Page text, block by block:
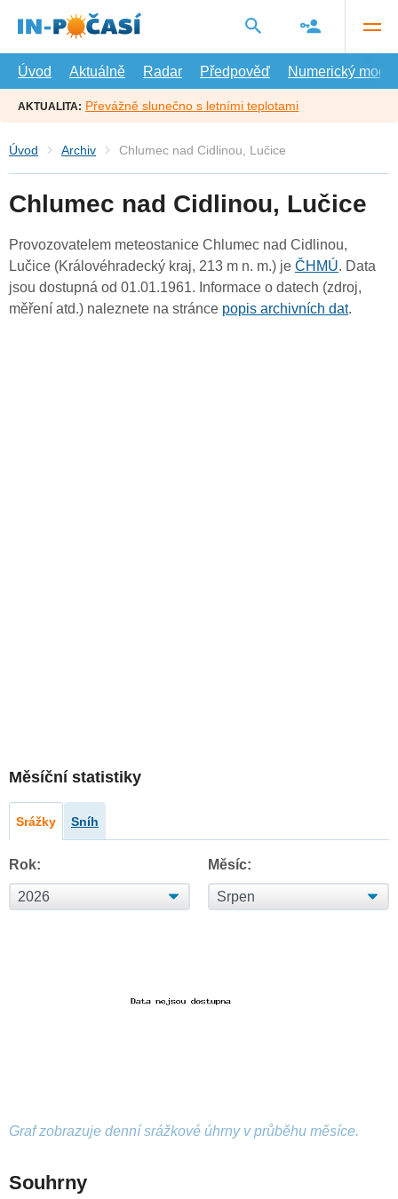
hlavní
Úvod
Aktuálně Radar Předpověď Numerický model
AKTUALITA: Převážně slunečno s letními teplotami
Úvod Archiv Chlumec nad Cidlinou, Lučice
Chlumec nad Cidlinou, Lučice
Provozovatelem meteostanice Chlumec nad Cidlinou,
Lučice (Královéhradecký kraj, 213 m n. m.) je ČHMÚ. Data
jsou dostupná od 01.01.1961. Informace o datech (zdroj,
měření atd.) naleznete na stránce popis archivních dat.
Měsíční statistiky
Srážky Sníh
Rok: Měsíc:
Graf zobrazuje denní srážkové úhrny v průběhu měsíce.
Souhrny